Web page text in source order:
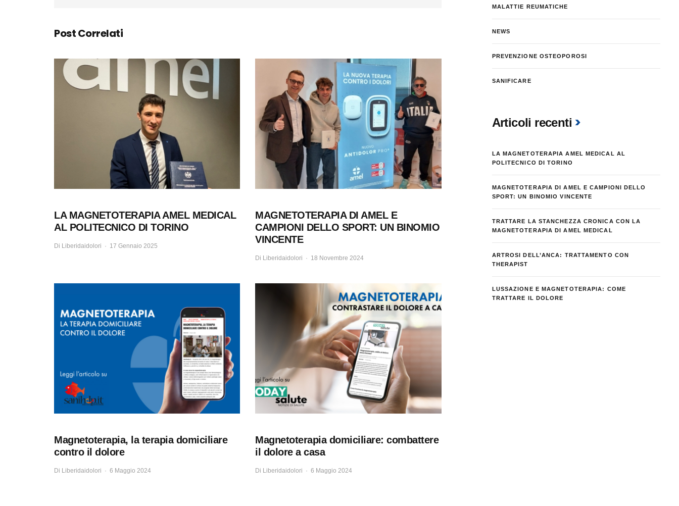
Post Correlati
LA MAGNETOTERAPIA AMEL MEDICAL
AL POLITECNICO DI TORINO
Di Liberidaidolori 17 Gennaio 2025
MAGNETOTERAPIA DI AMEL E
CAMPIONI DELLO SPORT: UN BINOMIO
VINCENTE
Di Liberidaidolori 18 Novembre 2024
Magnetoterapia, la terapia domiciliare
contro il dolore
Di Liberidaidolori 6 Maggio 2024
Magnetoterapia domiciliare: combattere
il dolore a casa
Di Liberidaidolori 6 Maggio 2024
MALATTIE REUMATICHE
NEWS
PREVENZIONE OSTEOPOROSI
SANIFICARE
Articoli recenti
LA MAGNETOTERAPIA AMEL MEDICAL AL
POLITECNICO DI TORINO
MAGNETOTERAPIA DI AMEL E CAMPIONI DELLO
SPORT: UN BINOMIO VINCENTE
TRATTARE LA STANCHEZZA CRONICA CON LA
MAGNETOTERAPIA DI AMEL MEDICAL
ARTROSI DELL’ANCA: TRATTAMENTO CON
THERAPIST
LUSSAZIONE E MAGNETOTERAPIA: COME
TRATTARE IL DOLORE